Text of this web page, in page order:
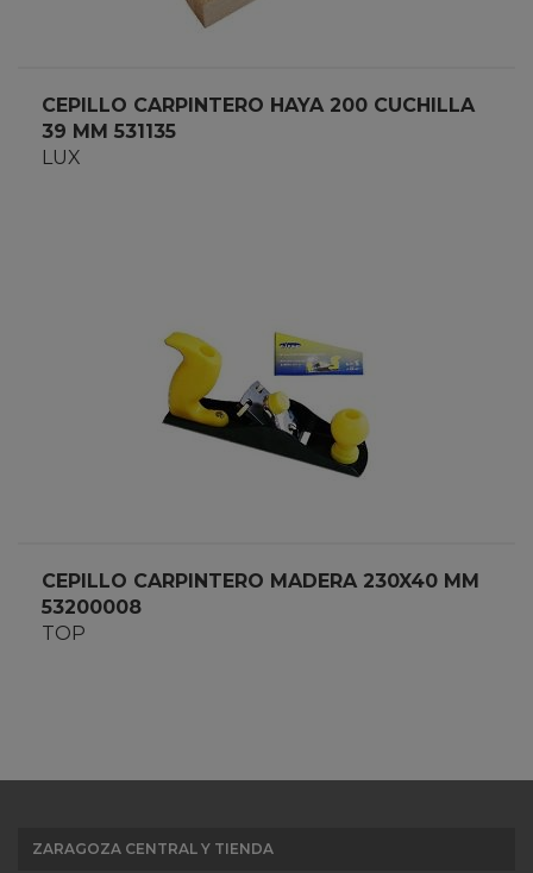
CEPILLO CARPINTERO HAYA 200 CUCHILLA
39 MM 531135
LUX
CEPILLO CARPINTERO MADERA 230X40 MM
53200008
TOP
ZARAGOZA CENTRAL Y TIENDA